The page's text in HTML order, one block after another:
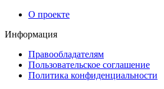
О проекте
Информация
Правообладателям
Пользовательское соглашение
Политика конфиденциальности